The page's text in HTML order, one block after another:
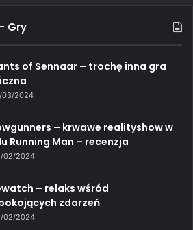
Gry
of Sennaar – trochę inna gra
03/2024
– krwawe realityshow w
Running Man – recenzja
02/2024
– relaks wśród
zdarzeń
02/2024